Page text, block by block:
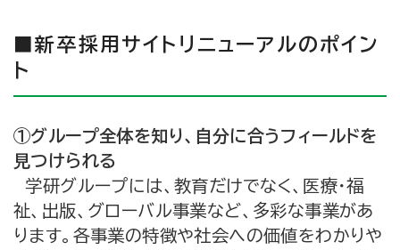
■新卒採用サイトリニューアルのポイン
ト
①グループ全体を知り、自分に合うフィールドを
見つけられる
学研グループには、教育だけでなく、医療・福
祉、出版、グローバル事業など、多彩な事業があ
ります。各事業の特徴や社会への価値をわかりや